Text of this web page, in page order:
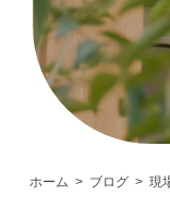
ホーム ブログ 現